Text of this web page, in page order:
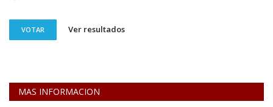
VOTAR Ver resultados
MAS INFORMACION